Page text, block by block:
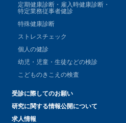
定期健康診断・雇入時健康診断・
特定業務従事者健診
特殊健康診断
ストレスチェック
個人の健診
幼児・児童・生徒などの検診
こどものきこえの検査
受診に際してのお願い
研究に関する情報公開について
求人情報